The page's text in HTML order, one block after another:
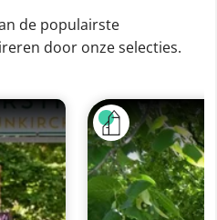
de populairste
door onze selecties.